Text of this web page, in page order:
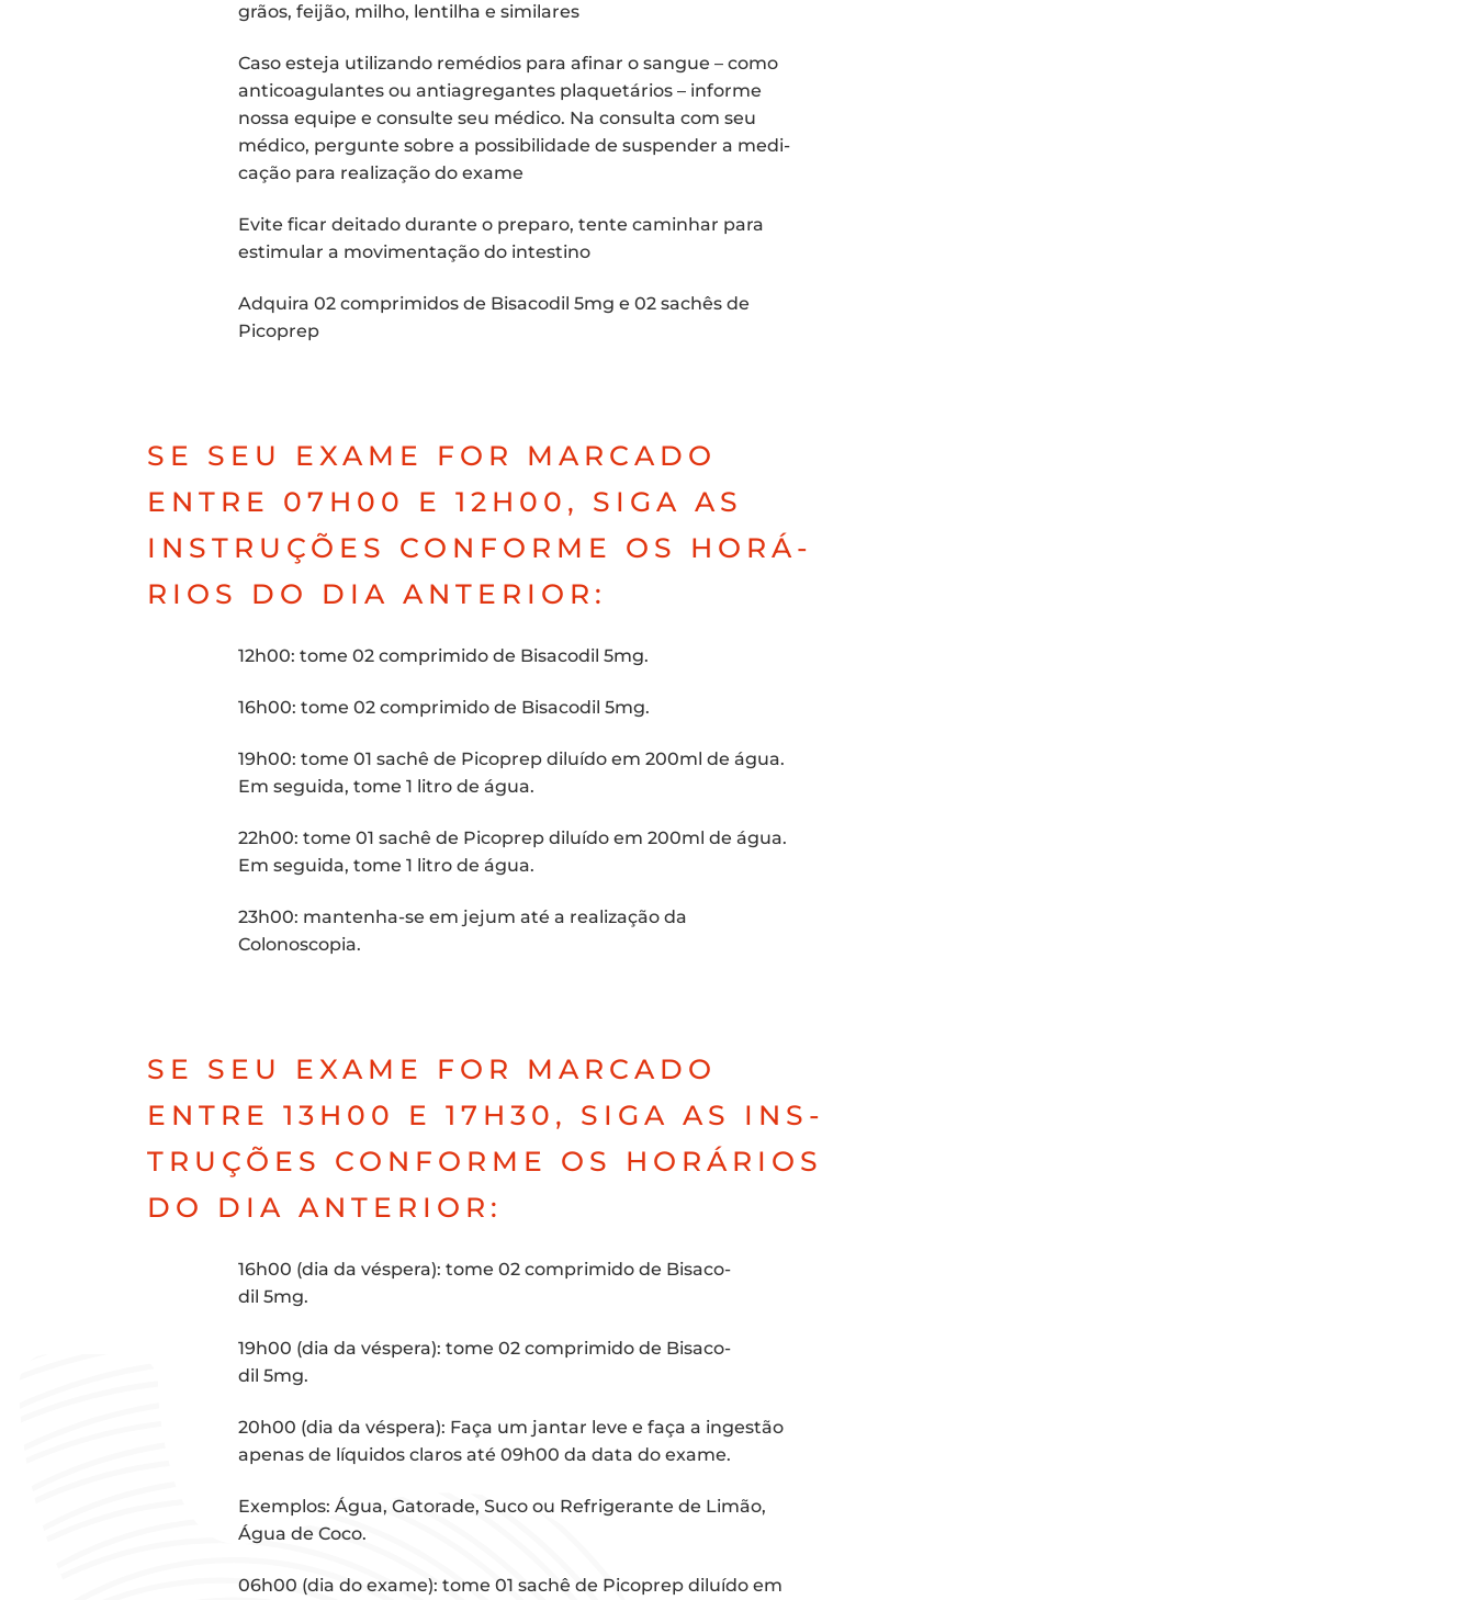
grãos, fei­jão, milho, len­ti­lha e similares
Caso este­ja uti­li­zan­do remé­di­os para afi­nar o san­gue – como
anti­co­a­gu­lan­tes ou anti­a­gre­gan­tes pla­que­tá­ri­os – infor­me
nos­sa equi­pe e con­sul­te seu médi­co. Na con­sul­ta com seu
médi­co, per­gun­te sobre a pos­si­bi­li­da­de de sus­pen­der a medi­
ca­ção para rea­li­za­ção do exame
Evi­te ficar dei­ta­do duran­te o pre­pa­ro, ten­te cami­nhar para
esti­mu­lar a movi­men­ta­ção do intestino
Adqui­ra 02 com­pri­mi­dos de Bisa­co­dil 5mg e 02 sachês de
Picoprep
SE SEU EXA­ME FOR MAR­CA­DO
ENTRE 07H00 E 12H00, SIGA AS
INS­TRU­ÇÕES CON­FOR­ME OS HORÁ­
RI­OS DO DIA ANTERIOR:
12h00: tome 02 com­pri­mi­do de Bisa­co­dil 5mg.
16h00: tome 02 com­pri­mi­do de Bisa­co­dil 5mg.
19h00: tome 01 sachê de Pico­prep diluí­do em 200ml de água.
Em segui­da, tome 1 litro de água.
22h00: tome 01 sachê de Pico­prep diluí­do em 200ml de água.
Em segui­da, tome 1 litro de água.
23h00: man­te­nha-se em jejum até a rea­li­za­ção da
Colonoscopia.
SE SEU EXA­ME FOR MAR­CA­DO
ENTRE 13H00 E 17H30, SIGA AS INS­
TRU­ÇÕES CON­FOR­ME OS HORÁ­RI­OS
DO DIA ANTERIOR:
16h00 (dia da vés­pe­ra): tome 02 com­pri­mi­do de Bisa­co­
dil 5mg.
19h00 (dia da vés­pe­ra): tome 02 com­pri­mi­do de Bisa­co­
dil 5mg.
20h00 (dia da vés­pe­ra): Faça um jan­tar leve e faça a inges­tão
ape­nas de líqui­dos cla­ros até 09h00 da data do exame.
Exem­plos: Água, Gato­ra­de, Suco ou Refri­ge­ran­te de Limão,
Água de Coco.
06h00 (dia do exa­me): tome 01 sachê de Pico­prep diluí­do em